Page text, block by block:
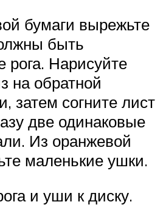
бумаги вырежьте
быть
рога. Нарисуйте
на обратной
затем согните лист
две одинаковые
Из оранжевой
маленькие ушки.
и уши к диску.